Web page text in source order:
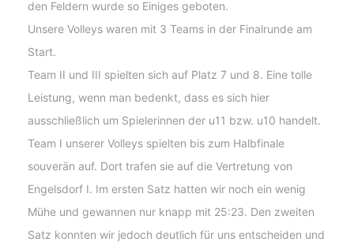
den Feldern wurde so Einiges geboten.
Unsere Volleys waren mit 3 Teams in der Finalrunde am
Start.
Team II und III spielten sich auf Platz 7 und 8. Eine tolle
Leistung, wenn man bedenkt, dass es sich hier
ausschließlich um Spielerinnen der u11 bzw. u10 handelt.
Team I unserer Volleys spielten bis zum Halbfinale
souverän auf. Dort trafen sie auf die Vertretung von
Engelsdorf I. Im ersten Satz hatten wir noch ein wenig
Mühe und gewannen nur knapp mit 25:23. Den zweiten
Satz konnten wir jedoch deutlich für uns entscheiden und